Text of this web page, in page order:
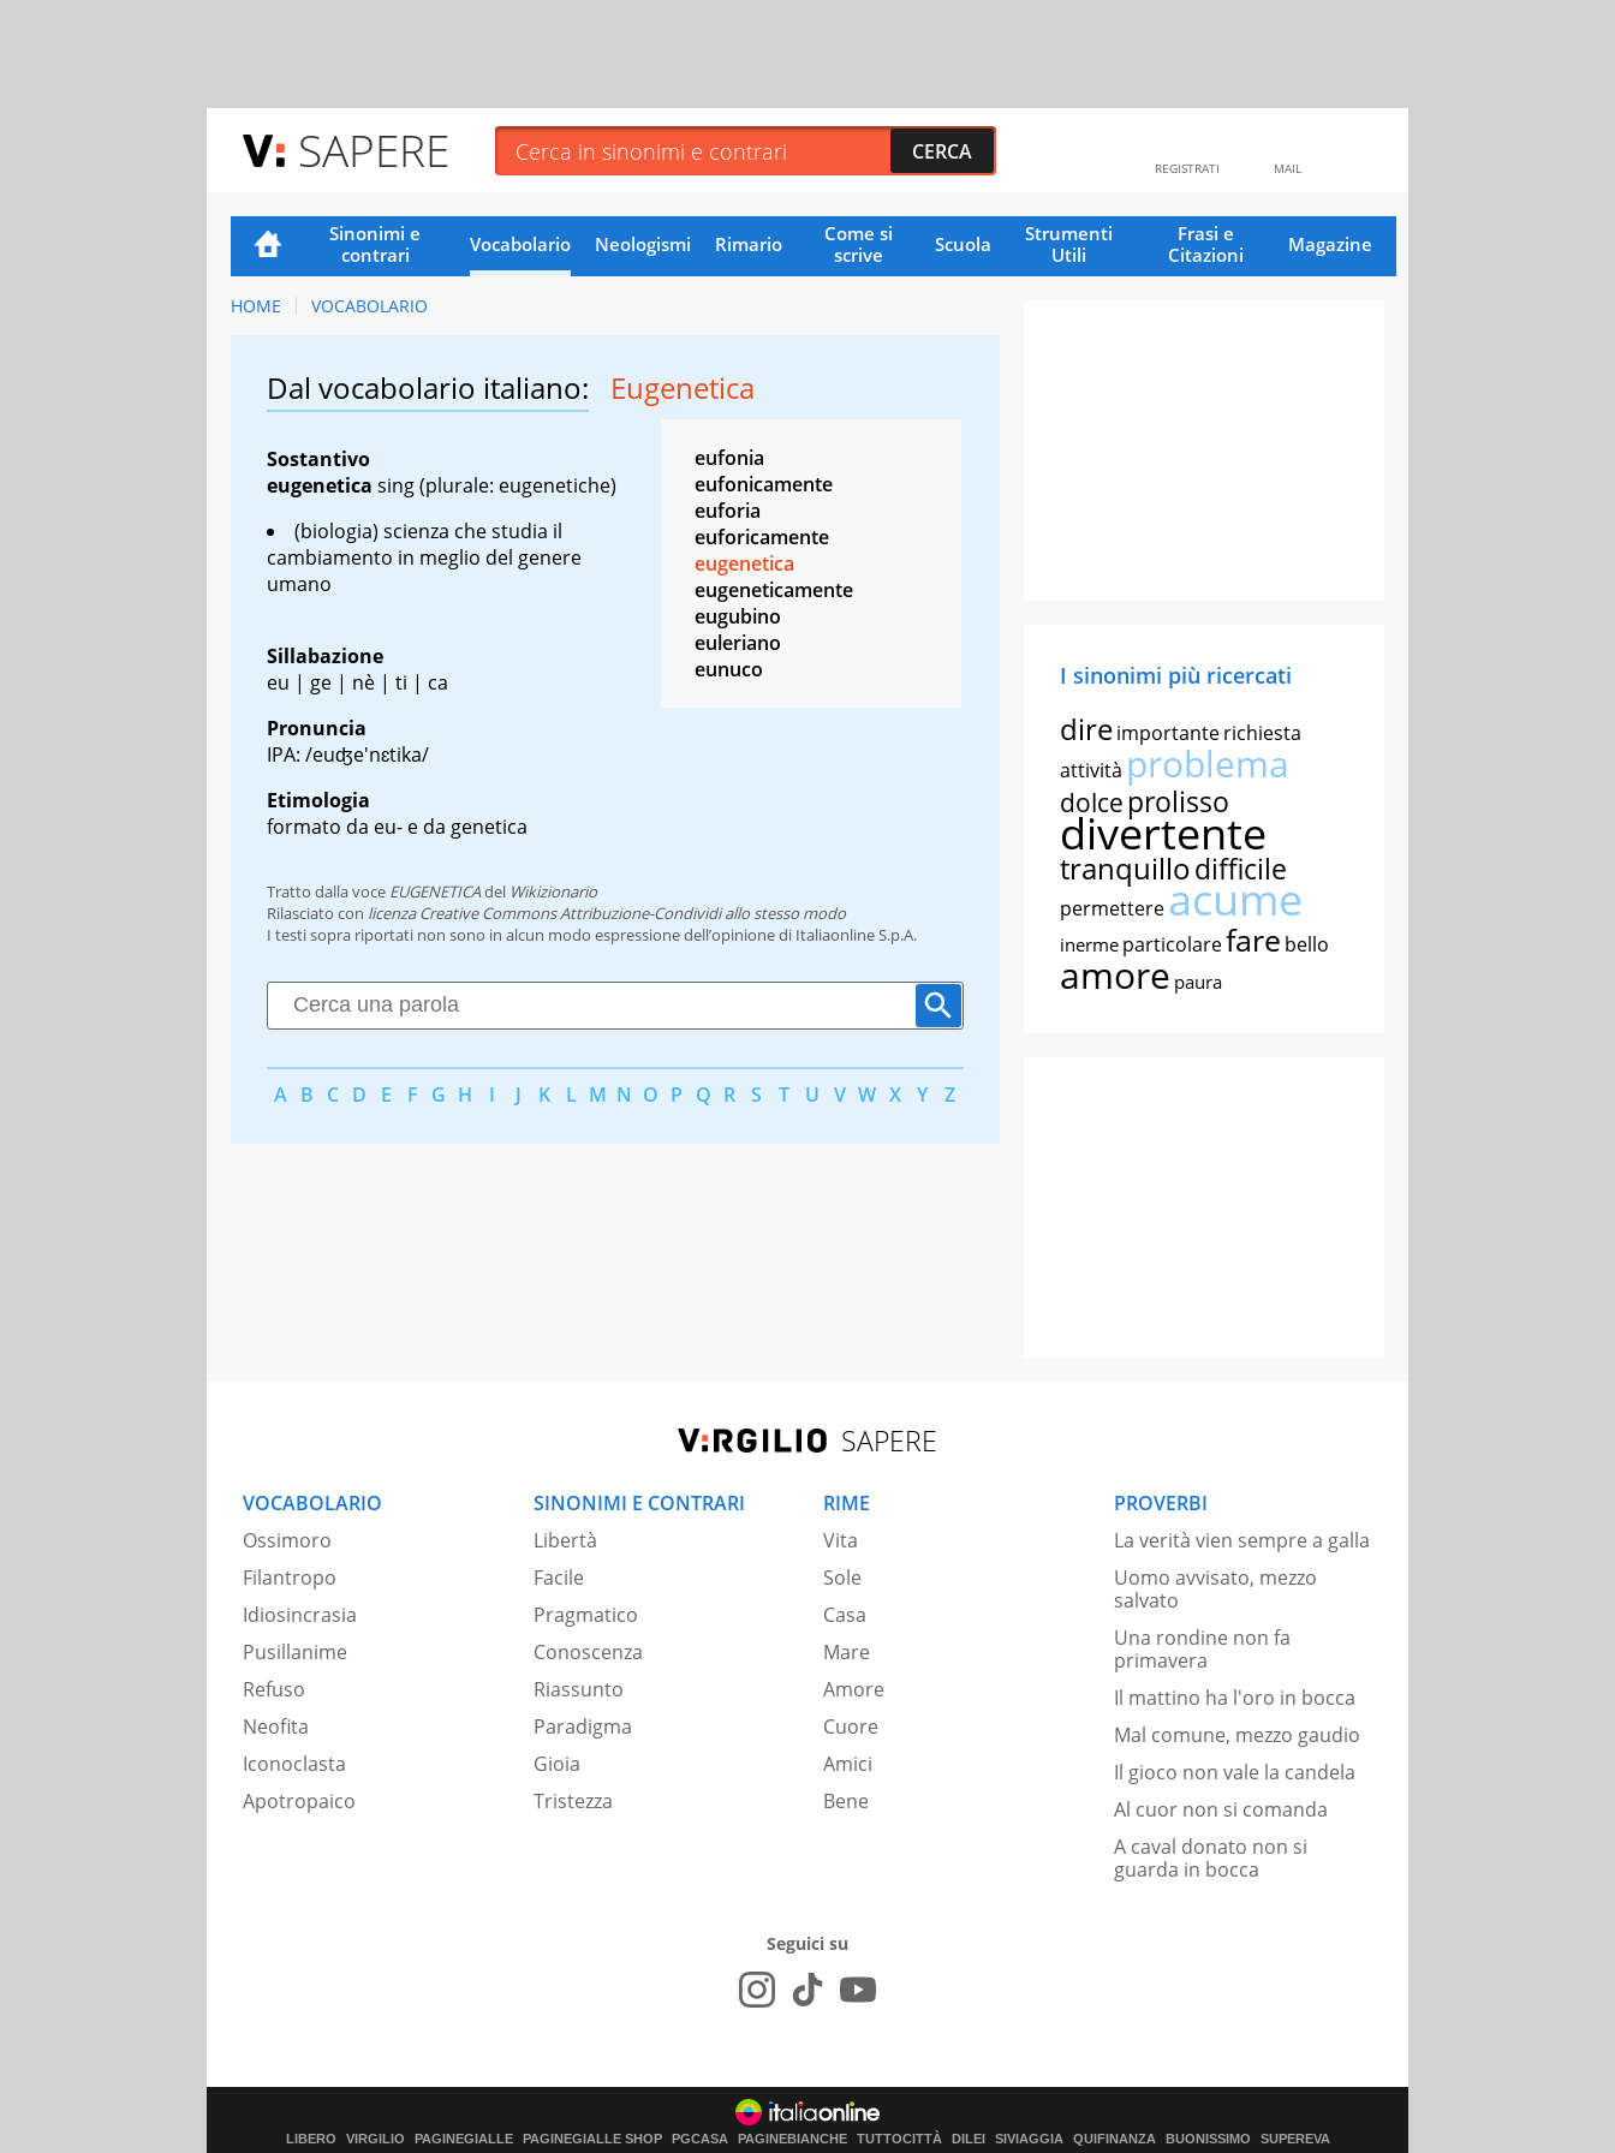
SAPERE MAIL
REGISTRATI
Sinonimi e
contrari
Vocabolario Neologismi Rimario
Come si
scrive
Scuola
Strumenti
Utili
Frasi e
Citazioni
Magazine
HOME VOCABOLARIO
Dal vocabolario italiano: Eugenetica
Sostantivo
eugenetica sing(plurale: eugenetiche)
(biologia) scienza che studia il
cambiamento in meglio del genere
umano
Sillabazione
eu | ge | nè | ti | ca
Pronuncia
IPA: /euʤe'nɛtika/
Etimologia
formato da eu- e da genetica
eufonia
eufonicamente
euforia
euforicamente
eugenetica
eugeneticamente
eugubino
euleriano
eunuco
Tratto dalla voce EUGENETICAdel Wikizionario
Rilasciato con licenza Creative Commons Attribuzione-Condividi allo stesso modo
I testi sopra riportati non sono in alcun modo espressione dell’opinione di Italiaonline S.p.A.
A B C D E F G H I J K L M N O P Q R S T U V W X Y Z
I sinonimi più ricercati
direimportanterichiesta
attività problema
dolce prolisso
divertente
tranquillodifficile
permettereacume
inerme particolarefare bello
amore paura
SAPERE
VOCABOLARIO
Ossimoro
Filantropo
Idiosincrasia
Pusillanime
Refuso
Neofita
Iconoclasta
Apotropaico
SINONIMI E CONTRARI
Libertà
Facile
Pragmatico
Conoscenza
Riassunto
Paradigma
Gioia
Tristezza
RIME
Vita
Sole
Casa
Mare
Amore
Cuore
Amici
Bene
PROVERBI
La verità vien sempre a galla
Uomo avvisato, mezzo
salvato
Una rondine non fa
primavera
Il mattino ha l'oro in bocca
Mal comune, mezzo gaudio
Il gioco non vale la candela
Al cuor non si comanda
A caval donato non si
guarda in bocca
Seguici su
LIBERO VIRGILIO PAGINEGIALLE PAGINEGIALLE SHOP PGCASA PAGINEBIANCHE TUTTOCITTÀ DILEI SIVIAGGIA QUIFINANZA BUONISSIMO SUPEREVA